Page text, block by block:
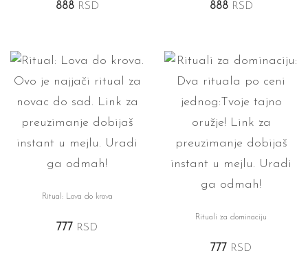
888 RSD 888 RSD
Ritual: Lova do krova
777 RSD
Rituali za dominaciju
777 RSD